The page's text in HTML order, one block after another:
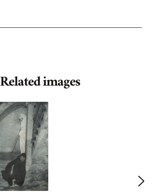
Related images